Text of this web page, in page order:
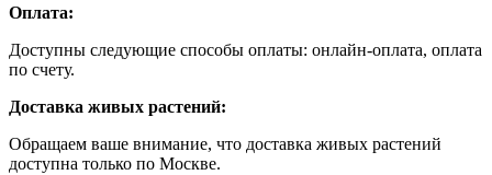
Оплата:
Доступны следующие способы оплаты: онлайн-оплата, оплата
по счету.
Доставка живых растений:
Обращаем ваше внимание, что доставка живых растений
доступна только по Москве.